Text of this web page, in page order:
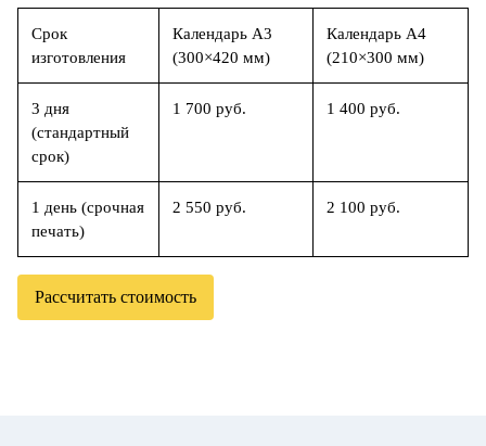
Срок
изготовления
Календарь А3
(300×420 мм)
Календарь А4
(210×300 мм)
3 дня
(стандартный
срок)
1 700 руб. 1 400 руб.
1 день (срочная
печать)
2 550 руб. 2 100 руб.
Рассчитать стоимость